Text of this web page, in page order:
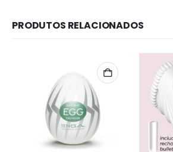
PRODUTOS RELACIONADOS
Redes Sociais